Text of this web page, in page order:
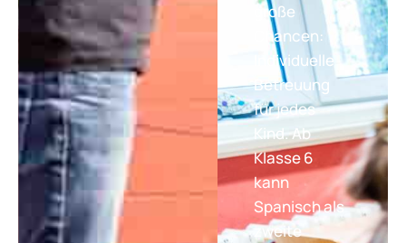
große
Chancen:
Individuelle
Betreuung
für jedes
Kind. Ab
Klasse 6
kann
Spanisch als
zweite